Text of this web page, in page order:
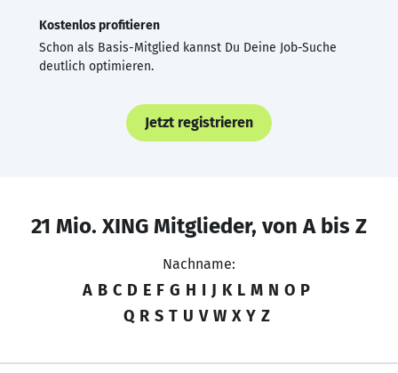
Kostenlos profitieren
Schon als Basis-Mitglied kannst Du Deine Job-Suche
deutlich optimieren.
Jetzt registrieren
21 Mio. XING Mitglieder, von A bis Z
Nachname:
A B C D E F G H I J K L M N O P
Q R S T U V W X Y Z